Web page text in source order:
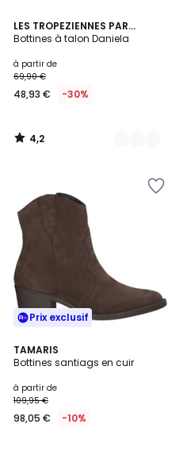
LES TROPEZIENNES PAR
M.BELARBI
Bottines à talon Daniela
à partir de
69,90 €
48,93 € -30%
4,2
/ 5
6
Couleurs
4,2
/
Prix exclusif
TAMARIS
Bottines santiags en cuir
à partir de
109,95 €
98,05 € -10%
4,7
/ 5
4
Couleurs